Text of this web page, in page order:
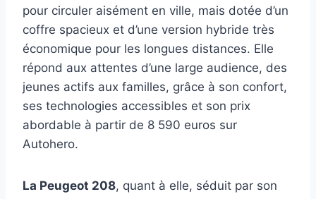
pour circuler aisément en ville, mais dotée d’un
coffre spacieux et d’une version hybride très
économique pour les longues distances. Elle
répond aux attentes d’une large audience, des
jeunes actifs aux familles, grâce à son confort,
ses technologies accessibles et son prix
abordable à partir de 8 590 euros sur
Autohero.
La Peugeot 208, quant à elle, séduit par son